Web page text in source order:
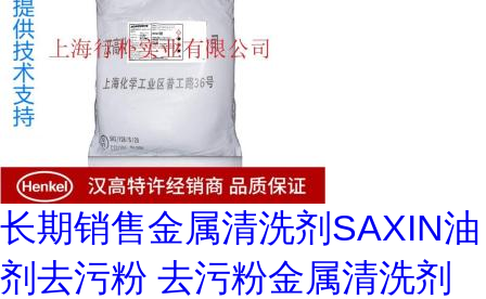
长期销售金属清洗剂SAXIN油
剂去污粉 去污粉金属清洗剂